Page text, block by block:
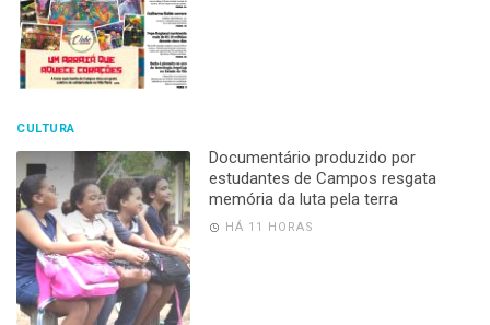
CULTURA
Documentário produzido por
estudantes de Campos resgata
memória da luta pela terra
HÁ 11 HORAS